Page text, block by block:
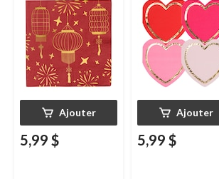
Ajouter
5,99 $
Valentin, 6-1/2 po,
paq. 16
Ajouter
5,99 $